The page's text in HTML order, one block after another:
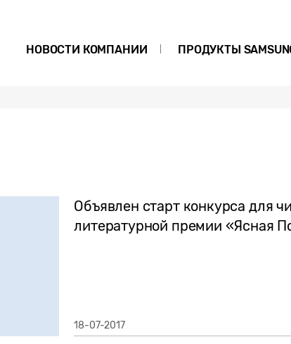
НОВОСТИ КОМПАНИИ ПРОДУКТЫ
Объявлен старт конкурса для
литературной премии «Ясная
18-07-2017